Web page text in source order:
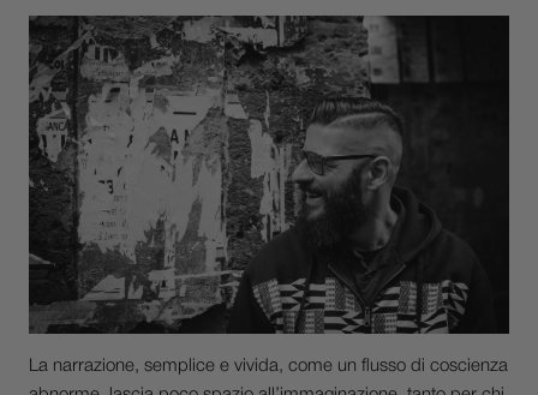
La narrazione, semplice e vivida, come un flusso di coscienza